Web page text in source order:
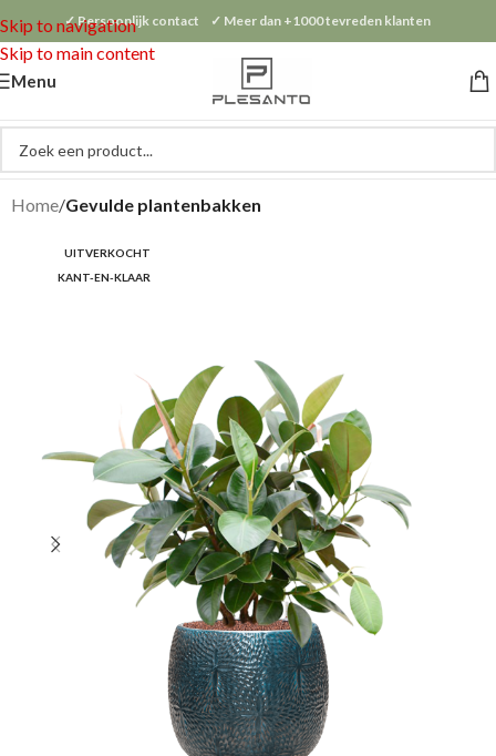
Skip to navigation
Skip to main content
✓ Persoonlijk contact ✓ Meer dan +1000 tevreden klanten
Menu
Home Gevulde plantenbakken
UITVERKOCHT
KANT-EN-KLAAR